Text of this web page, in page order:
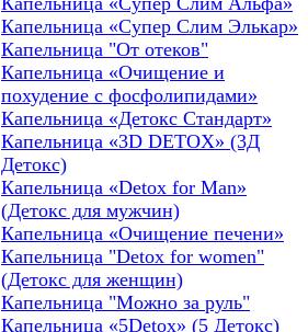
Капельница «Супер Слим Элькар»
Капельница "От отеков"
Капельница «Очищение и
похудение с фосфолипидами»
Капельница «Детокс Стандарт»
Капельница «3D DETOX» (3Д
Детокс)
Капельница «Detox for Man»
(Детокс для мужчин)
Капельница «Очищение печени»
Капельница "Detox for women"
(Детокс для женщин)
Капельница "Можно за руль"
Капельница «5Detox» (5 Детокс)